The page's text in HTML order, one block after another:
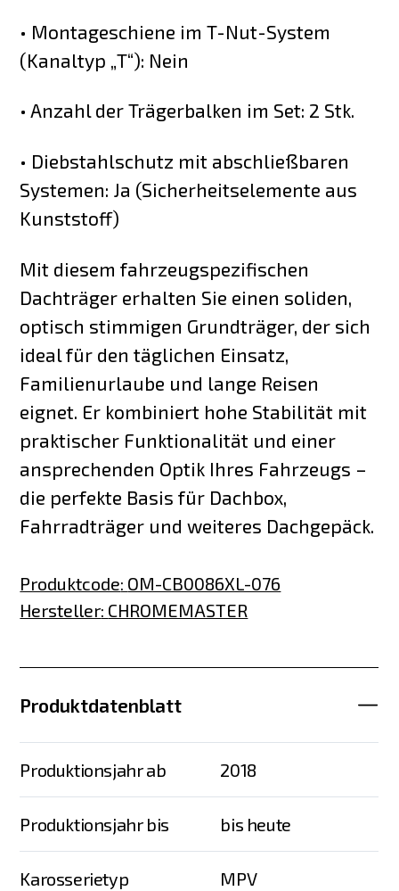
• Montageschiene im T-Nut-System
(Kanaltyp „T“): Nein
• Anzahl der Trägerbalken im Set: 2 Stk.
• Diebstahlschutz mit abschließbaren
Systemen: Ja (Sicherheitselemente aus
Kunststoff)
Mit diesem fahrzeugspezifischen
Dachträger erhalten Sie einen soliden,
optisch stimmigen Grundträger, der sich
ideal für den täglichen Einsatz,
Familienurlaube und lange Reisen
eignet. Er kombiniert hohe Stabilität mit
praktischer Funktionalität und einer
ansprechenden Optik Ihres Fahrzeugs –
die perfekte Basis für Dachbox,
Fahrradträger und weiteres Dachgepäck.
Produktcode: OM-CB0086XL-076
Hersteller: CHROMEMASTER
Produktdatenblatt
Produktionsjahr ab 2018
Produktionsjahr bis bis heute
Karosserietyp MPV